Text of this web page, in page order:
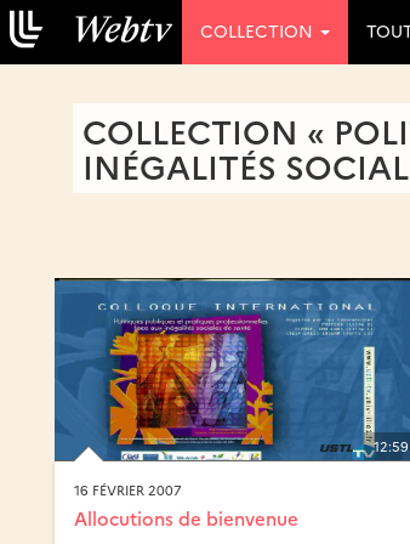
COLLECTION
COLLECTION «
INÉGALITÉS
12:59
16 FÉVRIER 2007
Allocutions de bienvenue